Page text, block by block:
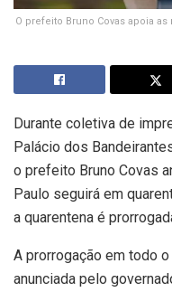
O prefeito Bruno Covas apoia
Durante coletiva de
Palácio dos
o prefeito Bruno Covas
Paulo seguirá em
a quarentena é
A prorrogação em todo
anunciada pelo